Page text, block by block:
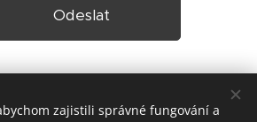
Odeslat
- franšíza společnostiREALITY
zajistili správné fungování a